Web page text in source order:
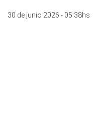
30 de junio 2026 - 05:38hs